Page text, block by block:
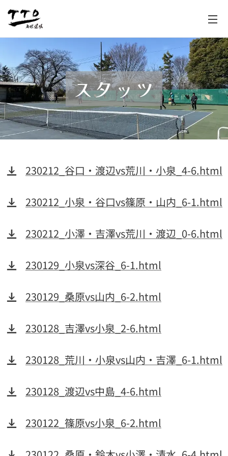
スタッツ
230212_谷口・渡辺vs荒川・小泉_4-6.html
230212_小泉・谷口vs篠原・山内_6-1.html
230212_小澤・吉澤vs荒川・渡辺_0-6.html
230129_小泉vs深谷_6-1.html
230129_桑原vs山内_6-2.html
230128_吉澤vs小泉_2-6.html
230128_荒川・小泉vs山内・吉澤_6-1.html
230128_渡辺vs中島_4-6.html
230122_篠原vs小泉_6-2.html